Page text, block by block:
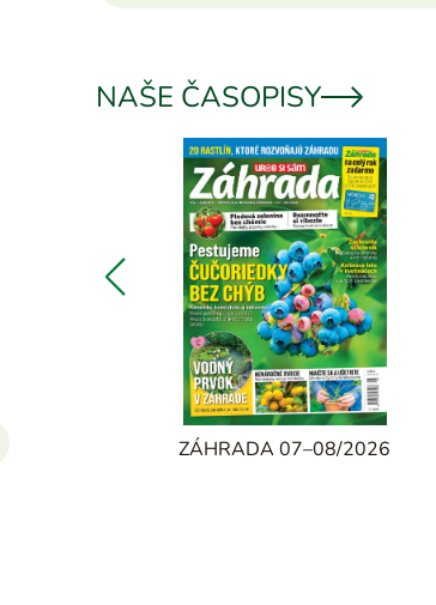
NAŠE ČASOPISY
ZÁHRADA 07–08/2026